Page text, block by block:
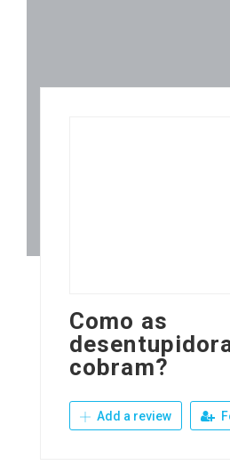
Como as
cobram?
Add a review